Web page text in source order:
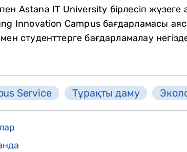
Astana IT University бірлесіп жүзеге
Innovation Campus бағдарламасы
студенттерге бағдарламалау
Service Тұрақты даму